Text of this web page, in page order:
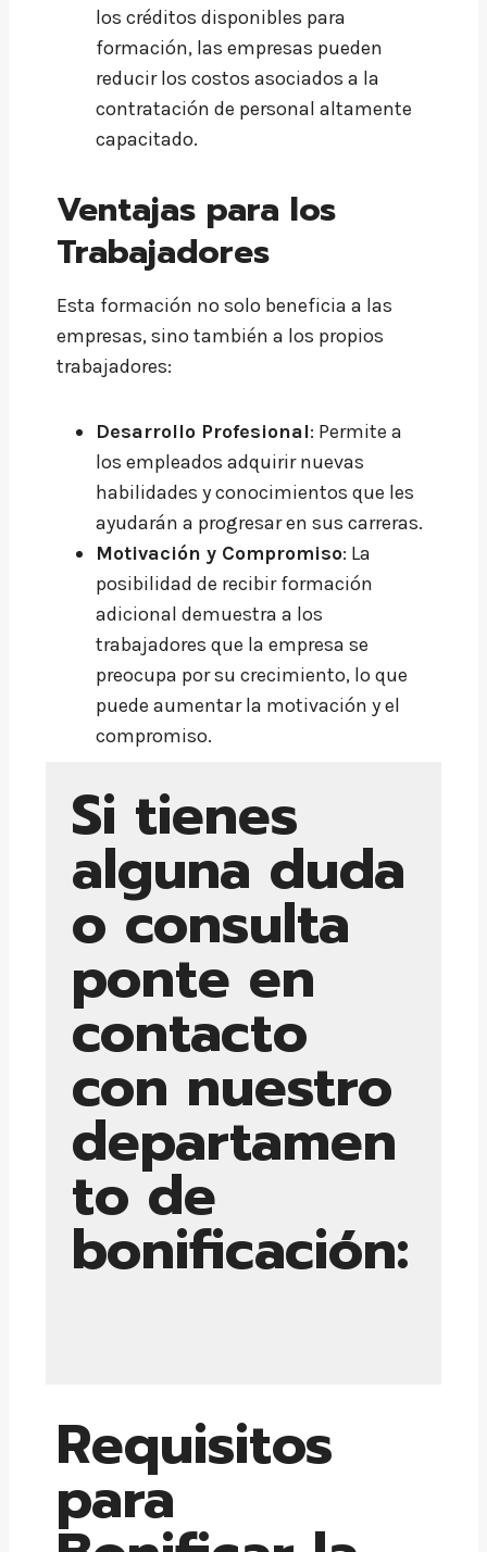
los créditos disponibles para
formación, las empresas pueden
reducir los costos asociados a la
contratación de personal altamente
capacitado.
Ventajas para los
Trabajadores
Esta formación no solo beneficia a las
empresas, sino también a los propios
trabajadores:
Desarrollo Profesional: Permite a
los empleados adquirir nuevas
habilidades y conocimientos que les
ayudarán a progresar en sus carreras.
Motivación y Compromiso: La
posibilidad de recibir formación
adicional demuestra a los
trabajadores que la empresa se
preocupa por su crecimiento, lo que
puede aumentar la motivación y el
compromiso.
Si tienes
alguna duda
o consulta
ponte en
contacto
con nuestro
departamen
to de
bonificación:
Requisitos
para